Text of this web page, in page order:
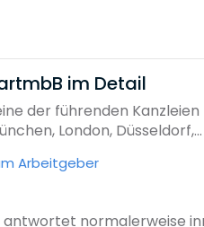
im Detail
eine der führenden
London, Düsseldorf,...
Arbeitgeber
antwortet normalerweise